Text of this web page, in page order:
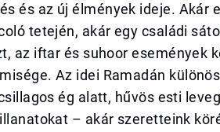
és az új élmények ideje. Akár
tetején, akár egy családi
az iftar és suhoor események
Az idei Ramadán
ég alatt, hűvös esti
– akár szeretteink